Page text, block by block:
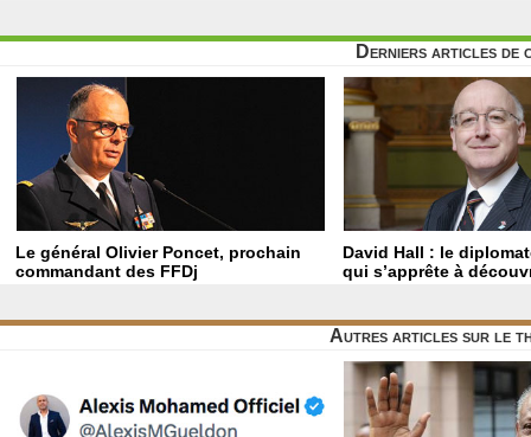
Derniers articles de
Le général Olivier Poncet, prochain
commandant des FFDj
David Hall : le
qui s’apprête à
Autres articles sur le